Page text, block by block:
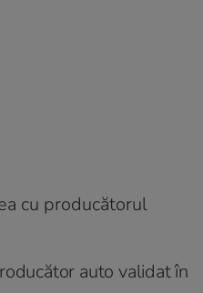
cu producătorul
auto validat în